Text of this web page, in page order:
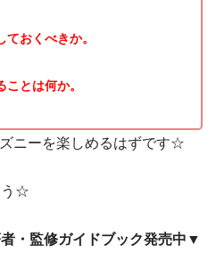
ておくべきか。
ことは何か。
ニーを楽しめるはずです☆
う☆
・監修ガイドブック発売中▼